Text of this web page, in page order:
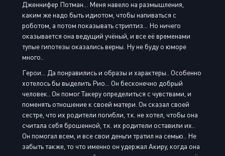
Дженнифер Потман... Меня навело на размышления,
каким же надо быть идиотом, чтобы напиваться с
роботом, а потом показывать стриптиз... Но ничего
оказывается она ведущий учёный, и все её временами
тупые гипотезы оказались верны. Ну не буду о юморе
много..
Герои... Да понравились и образы и характеры.. Особенно
хотелось бы выделить Рио... Он бесконечно добрый
человек.. Он помог Такеру определиться с чувствами, и
поменять отношение к своей матери. Он сказал своей
сестре, что их родители погибли, т.к. не хотел, чтобы она
считала себя брошенной, т.к. их родители оставили их..
Он помогал всем, и все свои деньги тратил на семью.. Не
забыть также, то что именно он удержал Акиру, когда она